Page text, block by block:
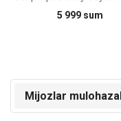
5 999 sum
Mijozlar